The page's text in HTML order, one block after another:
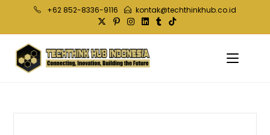
content
+62 852-8336-9116 kontak@techthinkhub.co.id